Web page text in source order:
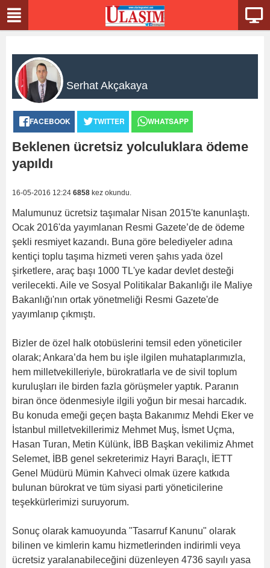
Serhat Akçakaya
FACEBOOK TWITTER WHATSAPP
Beklenen ücretsiz yolculuklara ödeme
yapıldı
16-05-2016 12:24 6858 kez okundu.
Malumunuz ücretsiz taşımalar Nisan 2015'te kanunlaştı.
Ocak 2016'da yayımlanan Resmi Gazete’de de ödeme
şekli resmiyet kazandı. Buna göre belediyeler adına
kentiçi toplu taşıma hizmeti veren şahıs yada özel
şirketlere, araç başı 1000 TL'ye kadar devlet desteği
verilecekti. Aile ve Sosyal Politikalar Bakanlığı ile Maliye
Bakanlığı'nın ortak yönetmeliği Resmi Gazete'de
yayımlanıp çıkmıştı.
Bizler de özel halk otobüslerini temsil eden yöneticiler
olarak; Ankara’da hem bu işle ilgilen muhataplarımızla,
hem milletvekilleriyle, bürokratlarla ve de sivil toplum
kuruluşları ile birden fazla görüşmeler yaptık. Paranın
biran önce ödenmesiyle ilgili yoğun bir mesai harcadık.
Bu konuda emeği geçen başta Bakanımız Mehdi Eker ve
İstanbul milletvekillerimiz Mehmet Muş, İsmet Uçma,
Hasan Turan, Metin Külünk, İBB Başkan vekilimiz Ahmet
Selemet, İBB genel sekreterimiz Hayri Baraçlı, İETT
Genel Müdürü Mümin Kahveci olmak üzere katkıda
bulunan bürokrat ve tüm siyasi parti yöneticilerine
teşekkürlerimizi suruyorum.
Sonuç olarak kamuoyunda "Tasarruf Kanunu" olarak
bilinen ve kimlerin kamu hizmetlerinden indirimli veya
ücretsiz yaralanabileceğini düzenleyen 4736 sayılı yasa